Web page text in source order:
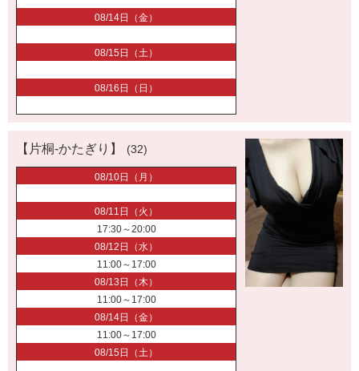
08/14日（金）
08/15日（土）
08/16日（日）
【片桐-かたぎり】 (32)
08/10日（月）
08/11日（火）
17:30～20:00
08/12日（水）
11:00～17:00
08/13日（木）
11:00～17:00
08/14日（金）
11:00～17:00
08/15日（土）